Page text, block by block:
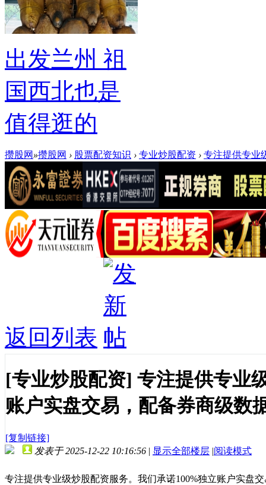
出发兰州 祖
国西北也是
值得逛的
攒股网 »攒股网 › 股票配资知识 › 专业炒股配资 › 专注提供专业
返回列表
[专业炒股配资] 专注提供专业
账户实盘交易，配备券商级数
[复制链接]
发表于 2025-12-22 10:16:56 | 显示全部楼层 |阅读模式
专注提供专业级炒股配资服务。我们承诺100%独立账户实盘